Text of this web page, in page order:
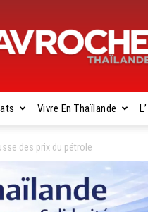
Gavroche
Thaïlande
Vivre En Thaïlande
des prix du pétrole